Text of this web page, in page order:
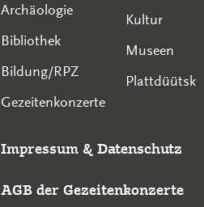
Archäologie
Bibliothek
Bildung/RPZ
Gezeitenkonzerte
Kultur
Museen
Plattdüütsk
Impressum & Datenschutz
AGB der Gezeitenkonzerte